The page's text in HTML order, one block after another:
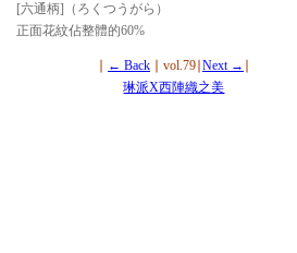
[六通柄]（ろくつうがら）
正面花紋佔整體的60%
← Back ∣ vol.79∣ Next →
琳派X西陣織之美